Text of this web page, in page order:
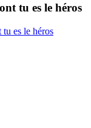
tu es le héros
es le héros